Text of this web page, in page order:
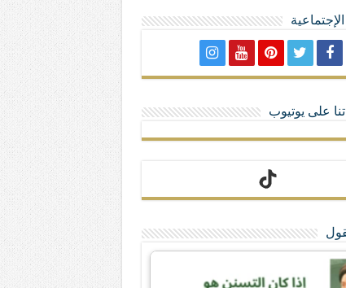
الامتيازات أنساب و أديان
على يوتيوب